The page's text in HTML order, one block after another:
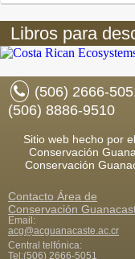
Libros para
(506) 2666-
(506) 8886-9510
Sitio web hecho por
Conservación
Conservación
Contacto Área de
Conservación
Email:
acg@acguanacaste.ac.cr
Central telfónica:
Tel:(506) 2666-5051